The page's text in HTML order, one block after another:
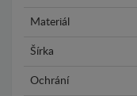
Materiál
Šírka
Ochrání